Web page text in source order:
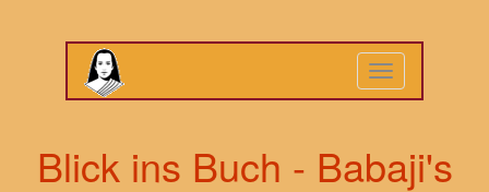
Toggle
navigation
Blick ins Buch - Babaji's